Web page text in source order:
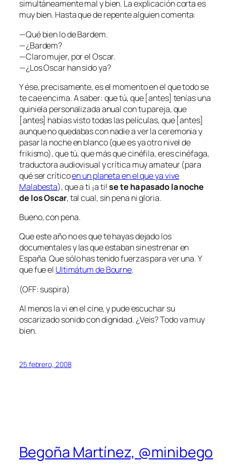
simultáneamente mal y bien. La explicación corta es
muy bien. Hasta que de repente alguien comenta:
—Qué bien lo de Bardem.
—¿Bardem?
—Claro mujer, por el Oscar.
—¿Los Oscar han sido ya?
Y ése, precisamente, es el momento en el que todo se
te cae encima. A saber: que tú, que [antes] tenías una
quiniela personalizada anual con tu pareja, que
[antes] habías visto todas las películas, que [antes]
aunque no quedabas con nadie a ver la ceremonia y
pasar la noche en blanco (que es ya otro nivel de
frikismo), que tú, que más que cinéfila, eres cinéfaga,
traductora audiovisual y crítica muy amateur (para
qué ser críticoen un planeta en el que ya vive
Malabesta), que a ti ¡a ti!se te ha pasado la noche
de los Oscar, tal cual, sin pena ni gloria.
Bueno, con pena.
Que este año no es que te hayas dejado los
documentales y las que estaban sin estrenar en
España. Que sólo has tenido fuerzas para ver una. Y
que fue el Ultimátum de Bourne.
(OFF: suspira)
Al menos la vi en el cine, y pude escuchar su
oscarizadosonido con dignidad. ¿Veis? Todo va muy
bien.
25 febrero, 2008
Begoña Martínez, @minibego